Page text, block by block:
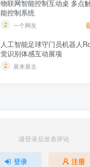
物联网智能控制互动桌 多点
能控制系统
一个网友
人工智能足球守门员机器人
觉识别体感互动展项
展来展去
请登录后发表评论
登录 注册